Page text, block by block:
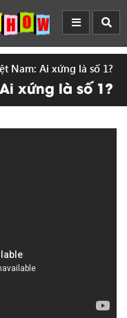
Nam: Ai xứng là số 1?
xứng là số 1?